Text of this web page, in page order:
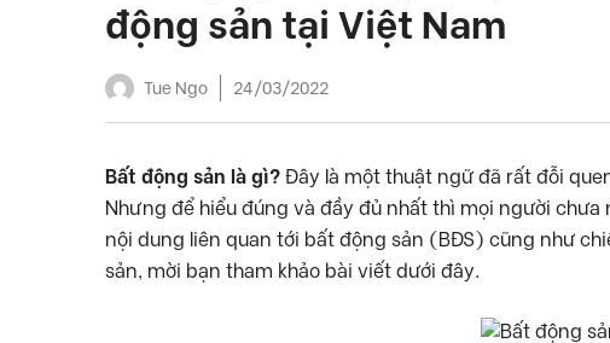
động sản tại Việt Nam
Tue Ngo 24/03/2022
Bất động sản là gì? Đây là một thuật ngữ đã rất đỗi
Nhưng để hiểu đúng và đầy đủ nhất thì mọi người
nội dung liên quan tới bất động sản (BĐS) cũng như
sản, mời bạn tham khảo bài viết dưới đây.